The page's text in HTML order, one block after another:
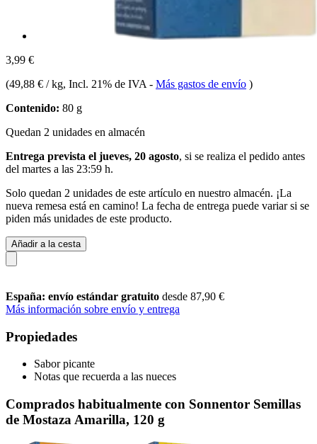
3,99 €
(49,88 € / kg, Incl. 21% de IVA - Más gastos de envío )
Contenido: 80 g
Quedan 2 unidades en almacén
Entrega prevista el jueves, 20 agosto, si se realiza el pedido antes
del martes a las 23:59 h.
Solo quedan 2 unidades de este artículo en nuestro almacén. ¡La
nueva remesa está en camino! La fecha de entrega puede variar si se
piden más unidades de este producto.
Añadir a la cesta
España: envío estándar gratuito desde 87,90 €
Más información sobre envío y entrega
Propiedades
Sabor picante
Notas que recuerda a las nueces
Comprados habitualmente con Sonnentor Semillas
de Mostaza Amarilla, 120 g